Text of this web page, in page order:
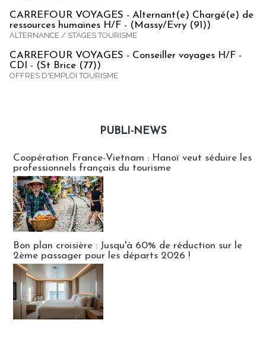
CARREFOUR VOYAGES - Alternant(e) Chargé(e) de
ressources humaines H/F - (Massy/Evry (91))
ALTERNANCE / STAGES TOURISME
CARREFOUR VOYAGES - Conseiller voyages H/F -
CDI - (St Brice (77))
OFFRES D'EMPLOI TOURISME
PUBLI-NEWS
Coopération France-Vietnam : Hanoï veut séduire les
professionnels français du tourisme
Bon plan croisière : Jusqu'à 60% de réduction sur le
2ème passager pour les départs 2026 !